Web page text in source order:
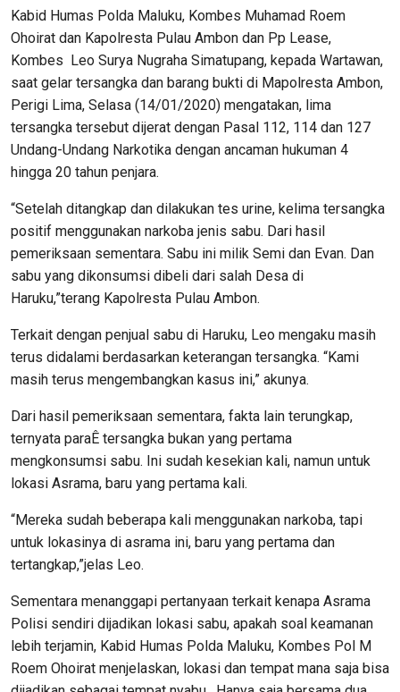
Kabid Humas Polda Maluku, Kombes Muhamad Roem
Ohoirat dan Kapolresta Pulau Ambon dan Pp Lease,
Kombes Leo Surya Nugraha Simatupang, kepada Wartawan,
saat gelar tersangka dan barang bukti di Mapolresta Ambon,
Perigi Lima, Selasa (14/01/2020) mengatakan, lima
tersangka tersebut dijerat dengan Pasal 112, 114 dan 127
Undang-Undang Narkotika dengan ancaman hukuman 4
hingga 20 tahun penjara.
“Setelah ditangkap dan dilakukan tes urine, kelima tersangka
positif menggunakan narkoba jenis sabu. Dari hasil
pemeriksaan sementara. Sabu ini milik Semi dan Evan. Dan
sabu yang dikonsumsi dibeli dari salah Desa di
Haruku,”terang Kapolresta Pulau Ambon.
Terkait dengan penjual sabu di Haruku, Leo mengaku masih
terus didalami berdasarkan keterangan tersangka. “Kami
masih terus mengembangkan kasus ini,” akunya.
Dari hasil pemeriksaan sementara, fakta lain terungkap,
ternyata paraÊ tersangka bukan yang pertama
mengkonsumsi sabu. Ini sudah kesekian kali, namun untuk
lokasi Asrama, baru yang pertama kali.
“Mereka sudah beberapa kali menggunakan narkoba, tapi
untuk lokasinya di asrama ini, baru yang pertama dan
tertangkap,”jelas Leo.
Sementara menanggapi pertanyaan terkait kenapa Asrama
Polisi sendiri dijadikan lokasi sabu, apakah soal keamanan
lebih terjamin, Kabid Humas Polda Maluku, Kombes Pol M
Roem Ohoirat menjelaskan, lokasi dan tempat mana saja bisa